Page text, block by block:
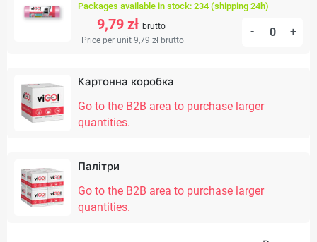
Packages available in stock: 234 (shipping 24h)
9,79 zł brutto
Price per unit 9,79 zł brutto
- +
Картонна коробка
Go to the B2B area to purchase larger
quantities.
Палітри
Go to the B2B area to purchase larger
quantities.